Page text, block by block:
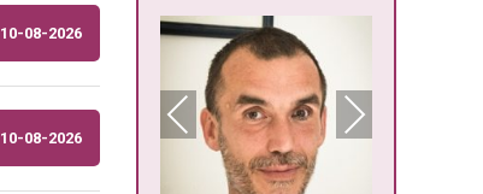
10-08-2026
10-08-2026
Previous Next